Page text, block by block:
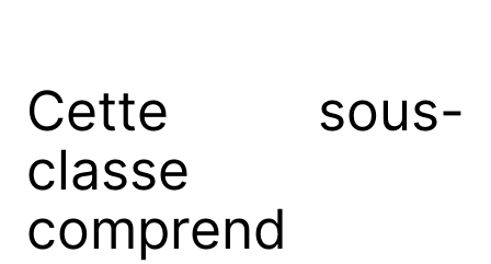
Cette sous-
classe
comprend